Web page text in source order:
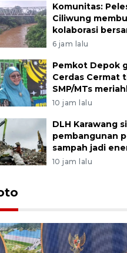
Komunitas:
Ciliwung
kolaborasi
6 jam lalu
Pemkot Depok
Cerdas Cermat
SMP/MTs
10 jam lalu
DLH Karawang
pembangunan
sampah jadi
10 jam lalu